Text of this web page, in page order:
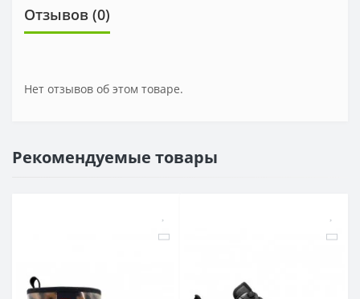
Отзывов (0)
Нет отзывов об этом товаре.
Рекомендуемые товары